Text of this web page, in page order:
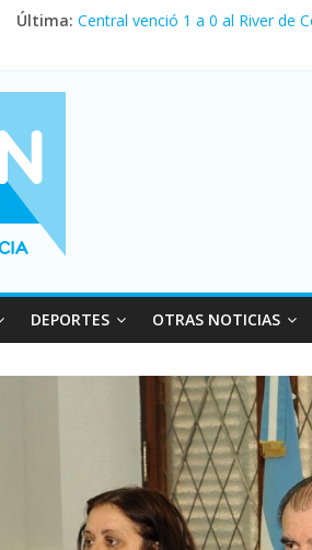
Última: Central venció 1 a 0 al River de
Vacaciones de invierno con
Fuerte caída de la venta de
DEPORTES OTRAS NOTICIAS